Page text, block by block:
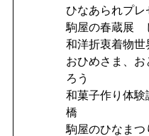
ひなあられプレ
駒屋の春蔵展
和洋折衷着物世
おひめさま、お
ろう
和菓子作り体験
橋
駒屋のひなまつ